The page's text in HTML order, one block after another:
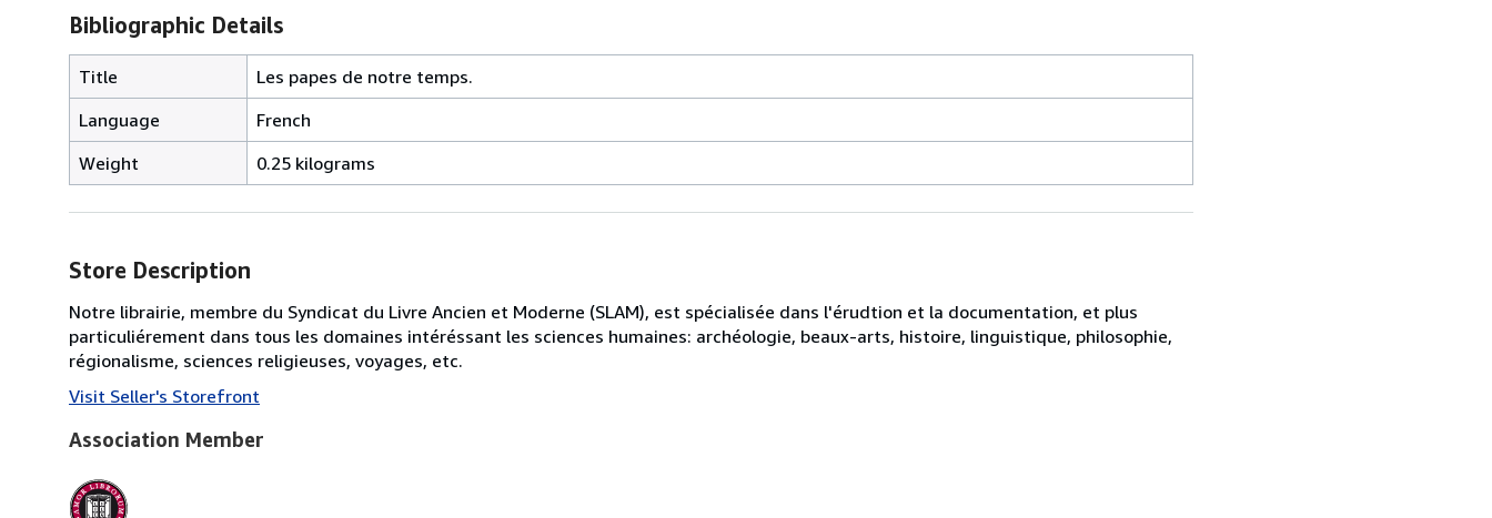
Bibliographic Details
Title
Les papes de notre temps.
Language
French
Weight
0.25 kilograms
Store Description
Notre librairie, membre du Syndicat du Livre Ancien et Moderne (SLAM), est spécialisée dans l'érudtion et la documentation, et plus
particuliérement dans tous les domaines intéréssant les sciences humaines: archéologie, beaux-arts, histoire, linguistique, philosophie,
régionalisme, sciences religieuses, voyages, etc.
Visit Seller's Storefront
Association Member